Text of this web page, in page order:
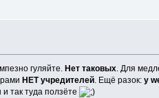
гуляйте. Нет таковых. Для
НЕТ учредителей. Ещё разок: у
так туда ползёте